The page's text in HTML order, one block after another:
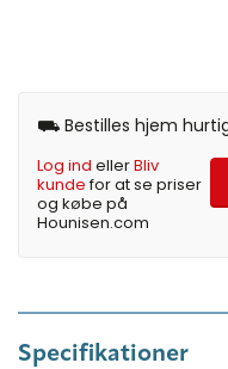
⛟ Bestilles hjem
Log ind ellerBliv
kundefor at se priser
og købe på
Hounisen.com
Specifikationer